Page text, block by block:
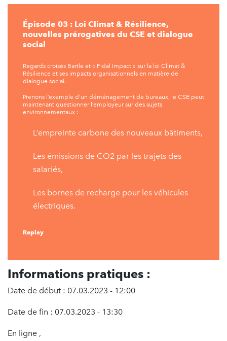
Épisode 03 : Loi Climat & Résilience,
nouvelles prérogatives du CSE et dialogue
social​
Regards croisés Bartle et « Fidal Impact » sur la loi Climat &
Résilience et ses impacts organisationnels en matière de
dialogue social.
Prenons l’exemple d’un déménagement de bureaux, le CSE peut
maintenant questionner l’employeur sur des sujets
environnementaux :
L’empreinte carbone des nouveaux bâtiments,
Les émissions de CO2 par les trajets des
salariés,
Les bornes de recharge pour les véhicules
électriques.
Replay
Informations pratiques :
Date de début : 07.03.2023 - 12:00
Date de fin : 07.03.2023 - 13:30
En ligne ,